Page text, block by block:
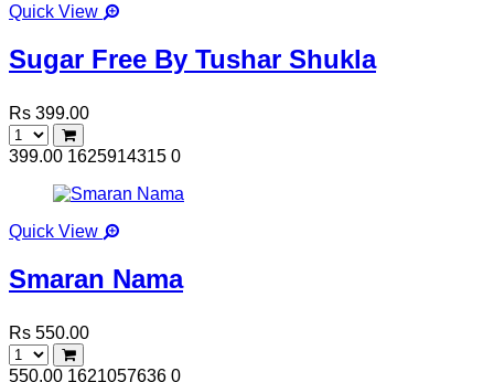
Quick View
Sugar Free By Tushar Shukla
Rs 399.00
399.00 1625914315 0
Quick View
Smaran Nama
Rs 550.00
550.00 1621057636 0